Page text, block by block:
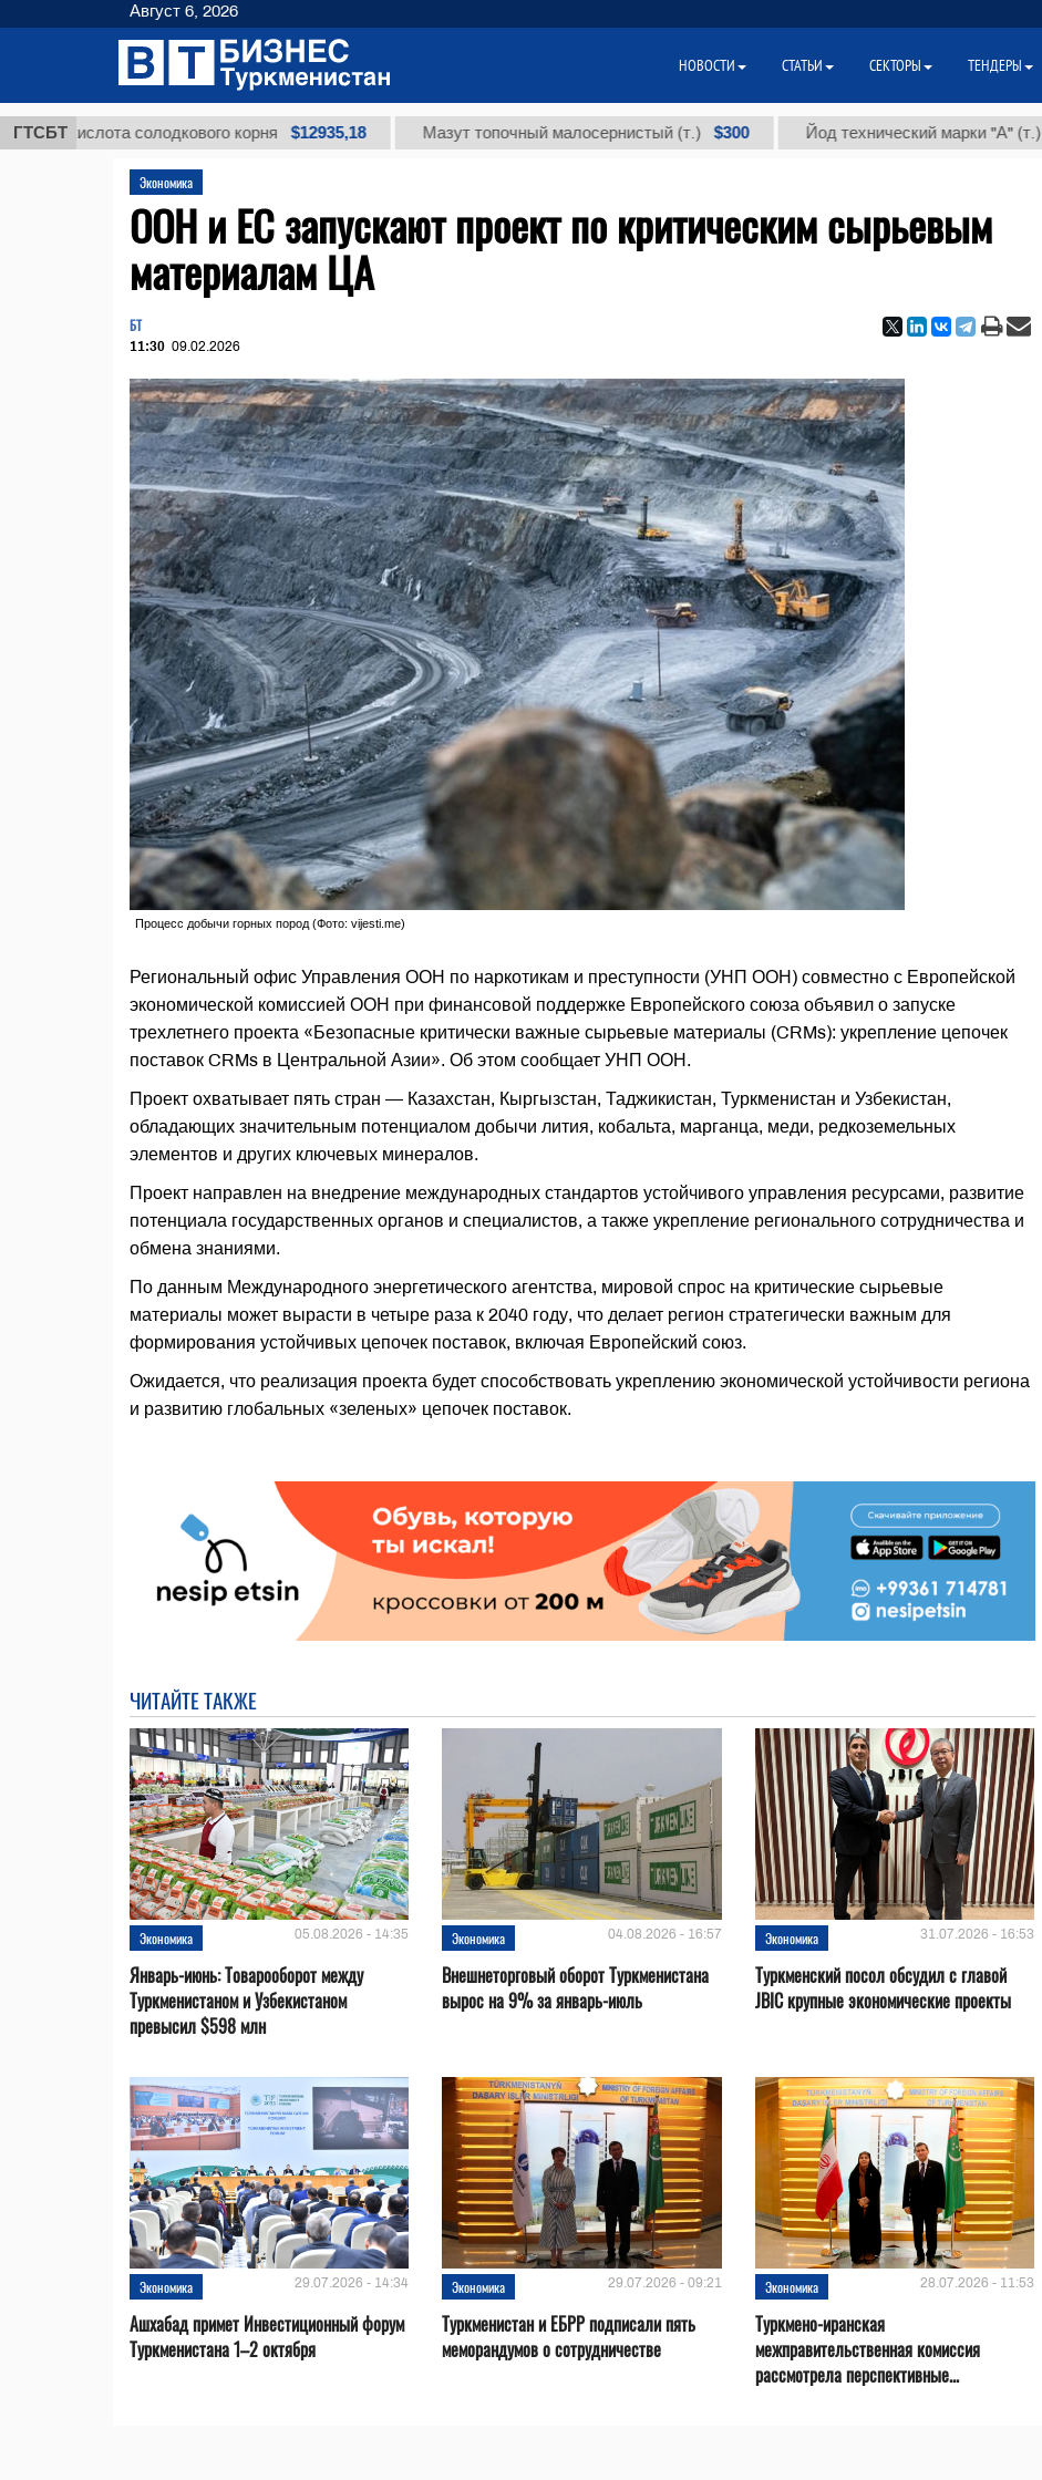
ГТСБТсолодкового корня $12935,18 Мазут топочный малосернистый (т.) $300 Йод технический марки "А" (т.) $86 000
Экономика
ООН и ЕС запускают проект по критическим сырьевым
материалам ЦА
БТ
11:30 09.02.2026
Процесс добычи горных пород (Фото: vijesti.me)
Региональный офис Управления ООН по наркотикам и преступности (УНП ООН) совместно с Европейской
экономической комиссией ООН при финансовой поддержке Европейского союза объявил о запуске
трехлетнего проекта «Безопасные критически важные сырьевые материалы (CRMs): укрепление цепочек
поставок CRMs в Центральной Азии». Об этом сообщает УНП ООН.
Проект охватывает пять стран — Казахстан, Кыргызстан, Таджикистан, Туркменистан и Узбекистан,
обладающих значительным потенциалом добычи лития, кобальта, марганца, меди, редкоземельных
элементов и других ключевых минералов.
Проект направлен на внедрение международных стандартов устойчивого управления ресурсами, развитие
потенциала государственных органов и специалистов, а также укрепление регионального сотрудничества и
обмена знаниями.
По данным Международного энергетического агентства, мировой спрос на критические сырьевые
материалы может вырасти в четыре раза к 2040 году, что делает регион стратегически важным для
формирования устойчивых цепочек поставок, включая Европейский союз.
Ожидается, что реализация проекта будет способствовать укреплению экономической устойчивости региона
и развитию глобальных «зеленых» цепочек поставок.
ЧИТАЙТЕ ТАКЖЕ
Экономика 05.08.2026 - 14:35
Январь-июнь: Товарооборот между
Туркменистаном и Узбекистаном
превысил $598 млн
Экономика 04.08.2026 - 16:57
Внешнеторговый оборот Туркменистана
вырос на 9% за январь-июль
Экономика 31.07.2026 - 16:53
Туркменский посол обсудил с главой
JBIC крупные экономические проекты
Экономика 29.07.2026 - 14:34
Ашхабад примет Инвестиционный форум
Туркменистана 1–2 октября
Экономика 29.07.2026 - 09:21
Туркменистан и ЕБРР подписали пять
меморандумов о сотрудничестве
Экономика 28.07.2026 - 11:53
Туркмено-иранская
межправительственная комиссия
рассмотрела перспективные...
Август 6, 2026
НОВОСТИ СТАТЬИ СЕКТОРЫ ТЕНДЕРЫ